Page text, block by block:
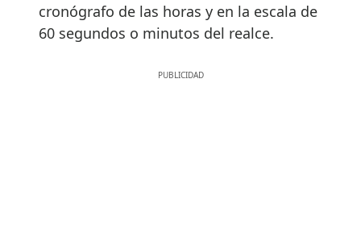
cronógrafo de las horas y en la escala de
60 segundos o minutos del realce.